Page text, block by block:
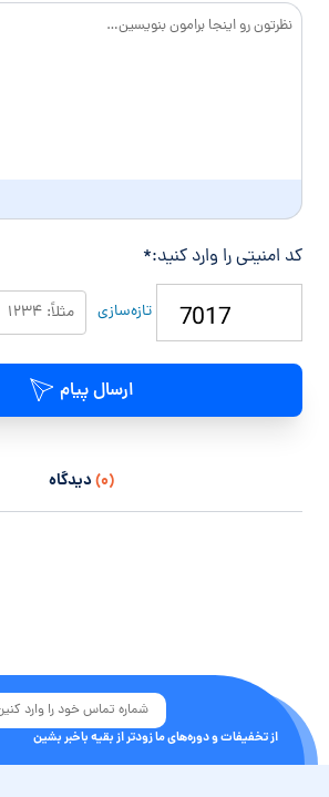
گ
کد امنیتی را وارد کنید:*
تازه‌سازی
ارسال پیام
(۰) دیدگاه
از تخفیفات و دوره‌های ما زودتر از بقیه باخبر بشین